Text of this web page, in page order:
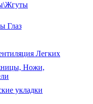
Глаз
Легких
Ножи,
укладки